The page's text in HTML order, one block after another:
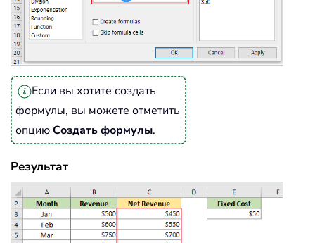
Если вы хотите создать
формулы, вы можете отметить
опциюСоздать формулы.
Результат